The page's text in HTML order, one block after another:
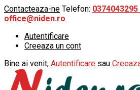
Contacteaza-ne Telefon:
office@niden.ro
Autentificare
Creeaza un cont
Bine ai venit, Autentificare sau